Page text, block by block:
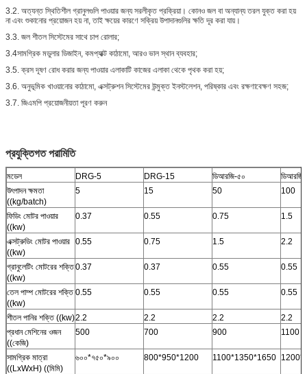
3.2. অত্যন্ত স্থিতিশীল গ্রানুলগুলি পাওয়ার জন্য সরলীকৃত প্রক্রিয়া। কোনও জল বা অন্যান্য তরল যুক্ত করা হয়
না এবং শুকানোর প্রয়োজন হয় না, তাই ক্ষয়ের কারণে সক্রিয় উপাদানগুলির ক্ষতি দূর করা যায়।
3.3. জল শীতল সিস্টেমের সাথে চাপ রোলার;
3.4সামগ্রিক মডুলার ডিজাইন, কমপ্যাক্ট কাঠামো, আরও ভাল স্থান ব্যবহার;
3.5. ক্রস দূষণ রোধ করার জন্য পাওয়ার এলাকাটি কাজের এলাকা থেকে পৃথক করা হয়;
3.6. অনুভূমিক খাওয়ানোর কাঠামো, এক্সট্রুশন সিস্টেমের উন্মুক্ত ইনস্টলেশন, পরিষ্কার এবং রক্ষণাবেক্ষণ সহজ;
3.7. জিএমপি প্রয়োজনীয়তা পূরণ করুন
প্রযুক্তিগত পরামিতি
মডেল DRG-5 DRG-15 ডিআরজি-৫০
উৎপাদন ক্ষমতা
((kg/batch)
5 15 50 100
ফিডিং মোটর পাওয়ার
((kw)
0.37 0.55 0.75 1.5
এক্সট্রুডিং মোটর পাওয়ার
((kw)
0.55 0.75 1.5 2.2
গ্রানুলেটিং মোটরের শক্তি
((kw)
0.37 0.37 0.55 0.55
তেল পাম্প মোটরের শক্তি
((kw)
0.55 0.55 0.55 0.55
শীতল পানির শক্তি ((kw)2.2 2.2 2.2
2.2
প্রধান মেশিনের ওজন
((কেজি)
500 700 900 1100
সামগ্রিক মাত্রা
((LxWxH) ((মিমি)
৬০০*৭৫০*৯০০ 800*950*1200 1100*1350*1650